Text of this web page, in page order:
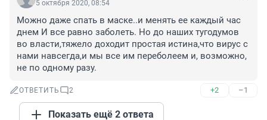
5 октября 2020, 08:54
Можно даже спать в маске..и менять ее каждый час
днем И все равно заболеть. Но до наших тугодумов
во власти,тяжело доходит простая истина,что вирус с
нами навсегда,и мы все им переболеем и, возможно,
не по одному разу.
ОТВЕТИТЬ 2 +2 –1
Показать ещё 2 ответа